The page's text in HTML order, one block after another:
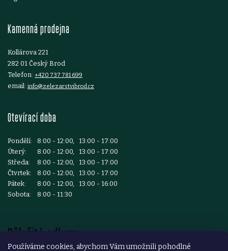
Používáme cookies, abychom Vám umožnili pohodlné
Kamenná prodejna
Kollárova 221
282 01 Český Brod
Telefon: +420 737 781 699
email: info@zelezarstvibrod.cz
Otevírací doba
Pondělí:
8:00 - 12:00, 13:00 - 17:00
Úterý:
8:00 - 12:00, 13:00 - 17:00
Středa:
8:00 - 12:00, 13:00 - 17:00
Čtvrtek:
8:00 - 12:00, 13:00 - 17:00
Pátek:
8:00 - 12:00, 13:00 - 16:00
Sobota:
8:00 - 11:30
Důležité odkazy